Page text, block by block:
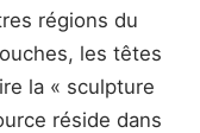
régions du
les têtes
la « sculpture
réside dans